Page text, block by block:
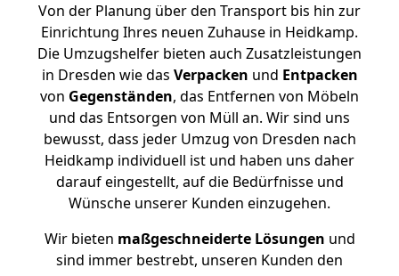
Von der Planung über den Transport bis hin zur
Einrichtung Ihres neuen Zuhause in Heidkamp.
Die Umzugshelfer bieten auch Zusatzleistungen
in Dresden wie das Verpacken und Entpacken
von Gegenständen, das Entfernen von Möbeln
und das Entsorgen von Müll an. Wir sind uns
bewusst, dass jeder Umzug von Dresden nach
Heidkamp individuell ist und haben uns daher
darauf eingestellt, auf die Bedürfnisse und
Wünsche unserer Kunden einzugehen.
Wir bieten maßgeschneiderte Lösungen und
sind immer bestrebt, unseren Kunden den